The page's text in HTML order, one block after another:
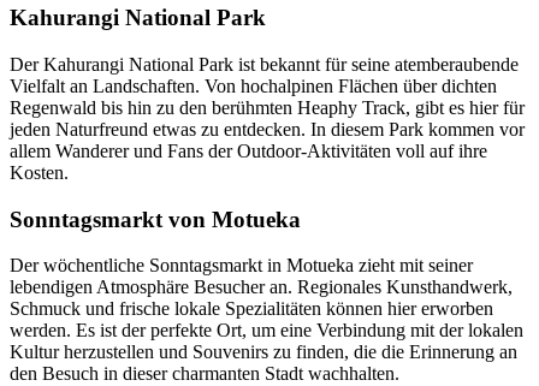
Kahurangi National Park
Der Kahurangi National Park ist bekannt für seine atemberaubende
Vielfalt an Landschaften. Von hochalpinen Flächen über dichten
Regenwald bis hin zu den berühmten Heaphy Track, gibt es hier für
jeden Naturfreund etwas zu entdecken. In diesem Park kommen vor
allem Wanderer und Fans der Outdoor-Aktivitäten voll auf ihre
Kosten.
Sonntagsmarkt von Motueka
Der wöchentliche Sonntagsmarkt in Motueka zieht mit seiner
lebendigen Atmosphäre Besucher an. Regionales Kunsthandwerk,
Schmuck und frische lokale Spezialitäten können hier erworben
werden. Es ist der perfekte Ort, um eine Verbindung mit der lokalen
Kultur herzustellen und Souvenirs zu finden, die die Erinnerung an
den Besuch in dieser charmanten Stadt wachhalten.